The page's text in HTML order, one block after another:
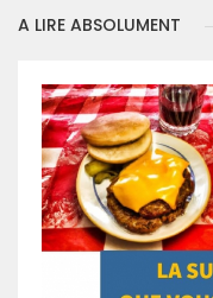
A LIRE ABSOLUMENT